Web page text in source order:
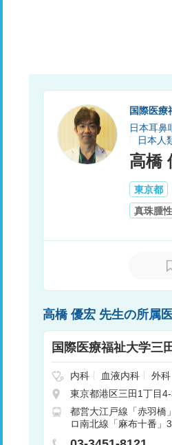
国際医療
日本耳鼻
日本人
高橋
東京都
真珠腫
高橋 優宏 先生の所属
国際医療福祉大学三
内科 血液内科 外科
腎臓内科
心臓血管
尿器科
婦人科 眼科
外科
麻酔科 乳腺
病内科
内分泌内科
断科
放射線治療科
東京都港区三田1丁目
都営大江戸線「赤羽橋
ロ南北線「麻布十番」